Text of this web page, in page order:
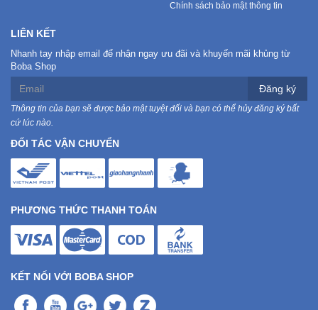
Chính sách bảo mật thông tin
LIÊN KẾT
Nhanh tay nhập email để nhận ngay ưu đãi và khuyến mãi khủng từ
Boba Shop
Đăng ký
Thông tin của bạn sẽ được bảo mật tuyệt đối và bạn có thể hủy đăng ký bất
cứ lúc nào.
ĐỐI TÁC VẬN CHUYỂN
PHƯƠNG THỨC THANH TOÁN
KẾT NỐI VỚI BOBA SHOP